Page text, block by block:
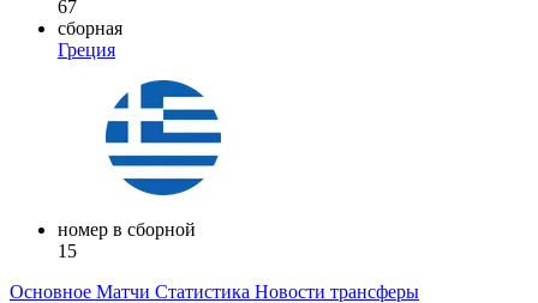
67
сборная
Греция
номер в сборной
15
Основное Матчи Статистика Новости трансферы